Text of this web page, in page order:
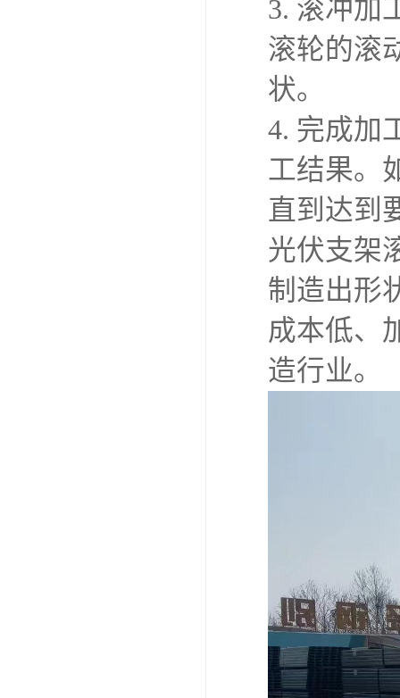
3. 滚冲加
滚轮的滚
状。
4. 完成加
工结果。
直到达到
光伏支架
制造出形
成本低、
造行业。